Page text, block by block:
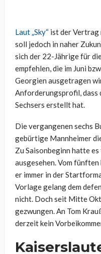
Laut „Sky“ ist der Vertrag
soll jedoch in naher
sich der 22-Jährige für
empfehlen, die im Juni
Georgien ausgetragen
Anforderungsprofil, dass
Sechsers erstellt hat.
Die vergangenen sechs
gebürtige Mannheimer
Zu Saisonbeginn hatte
ausgesehen. Vom
er immer in der
Vorlage gelang dem
nicht. Doch seit Mitte
gezwungen. An Tom
derzeit kein